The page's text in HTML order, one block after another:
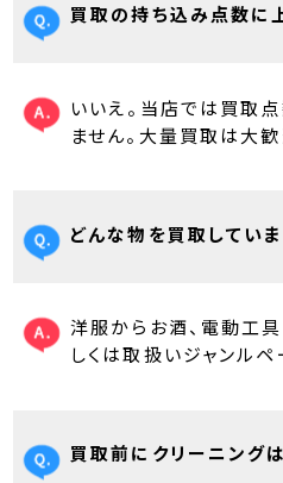
買取の持ち込み点数に
いいえ。当店では買取
ません。大量買取は大歓
どんな物を買取してい
洋服からお酒、電動工
しくは取扱いジャンルペ
買取前にクリーニング